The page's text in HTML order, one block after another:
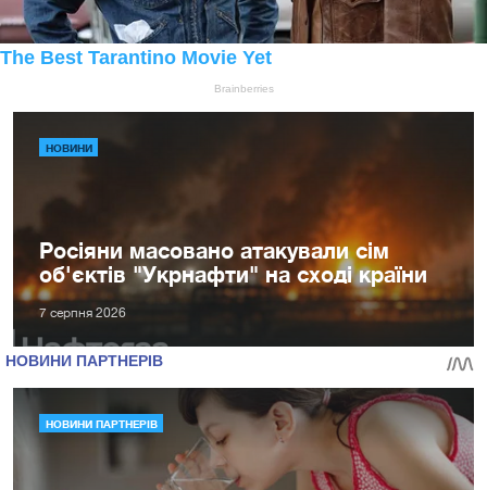
НОВИНИ
Росіяни масовано атакували сім
об'єктів "Укрнафти" на сході країни
7 серпня 2026